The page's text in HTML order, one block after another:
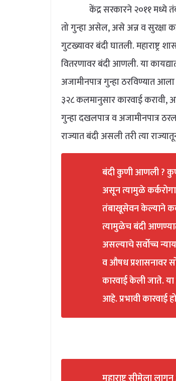
केंद्र सरकारने २०११ मध्ये तंबाखू
तो गुन्हा असेल, असे अन्न व सुरक्षा
गुटख्यावर बंदी घातली.
वितरणावर बंदी आणली. या
अजामीनपात्र गुन्हा ठरविण्यात
३२८ कलमानुसार कारवाई
गुन्हा दखलपात्र व अजामीनपात्र
राज्यात बंदी असली तरी त्या
बंदी कुणी आणली ?
असून त्यामुळे
तंबाखूसेवन केल्याने
त्यामुळेच बंदी
असल्याचे सर्वोच्च
व औषध प्रशासनावर
कारवाई केली जाते.
आहे. प्रभावी कारवाई